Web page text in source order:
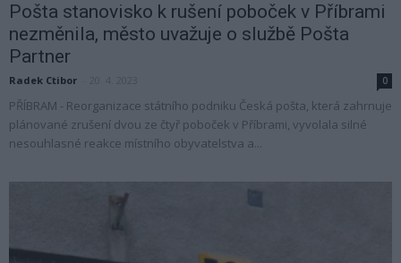
Pošta stanovisko k rušení poboček v Příbrami
nezměnila, město uvažuje o službě Pošta
Partner
Radek Ctibor 0
PŘÍBRAM - Reorganizace státního podniku Česká pošta, která zahrnuje
plánované zrušení dvou ze čtyř poboček v Příbrami, vyvolala silné
nesouhlasné reakce místního obyvatelstva a...